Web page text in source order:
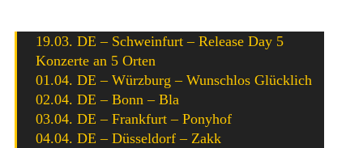
19.03. DE – Schweinfurt – Release Day 5
Konzerte an 5 Orten
01.04. DE – Würzburg – Wunschlos Glücklich
02.04. DE – Bonn – Bla
03.04. DE – Frankfurt – Ponyhof
04.04. DE – Düsseldorf – Zakk